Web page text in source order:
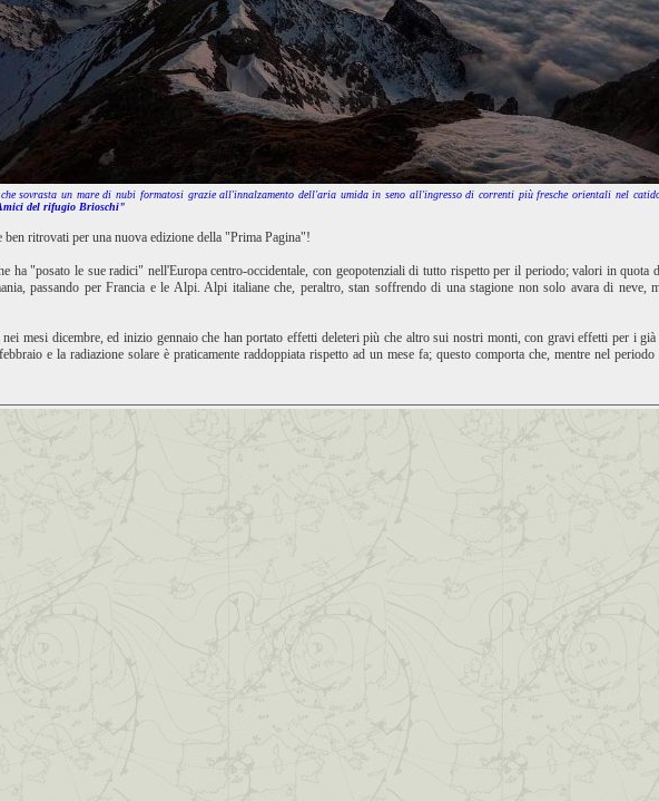
sovrasta un mare di nubi formatosi grazie all'innalzamento dell'aria umida in seno all'ingresso di correnti più fresche orientali nel
del rifugio Brioschi"
ben ritrovati per una nuova edizione della "Prima Pagina"!
ha "posato le sue radici" nell'Europa centro-occidentale, con geopotenziali di tutto rispetto per il periodo; valori in
passando per Francia e le Alpi. Alpi italiane che, peraltro, stan soffrendo di una stagione non solo avara di neve,
mesi dicembre, ed inizio gennaio che han portato effetti deleteri più che altro sui nostri monti, con gravi effetti per i
e la radiazione solare è praticamente raddoppiata rispetto ad un mese fa; questo comporta che, mentre nel